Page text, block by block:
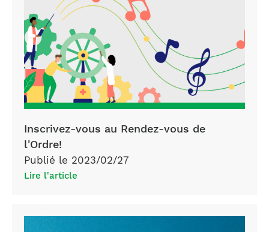
Inscrivez-vous au Rendez-vous de
l'Ordre!
Publié le 2023/02/27
Lire l'article